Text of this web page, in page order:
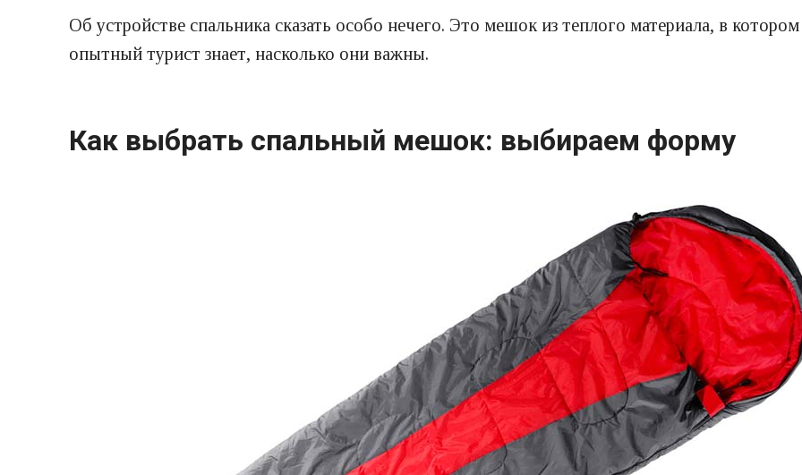
Об устройстве спальника сказать особо нечего. Это мешок из теплого материала, в
опытный турист знает, насколько они важны.
Как выбрать спальный мешок: выбираем форму